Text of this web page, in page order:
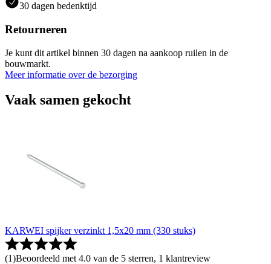
30 dagen bedenktijd
Retourneren
Je kunt dit artikel binnen 30 dagen na aankoop ruilen in de
bouwmarkt.
Meer informatie over de bezorging
Vaak samen gekocht
KARWEI spijker verzinkt 1,5x20 mm (330 stuks)
(1)Beoordeeld met 4.0 van de 5 sterren, 1 klantreview